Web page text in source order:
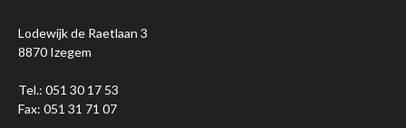
Lodewijk de Raetlaan 3
8870 Izegem
Tel.: 051 30 17 53
Fax: 051 31 71 07